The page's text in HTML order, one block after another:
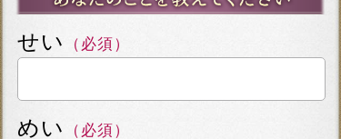
せい （必須）
めい （必須）